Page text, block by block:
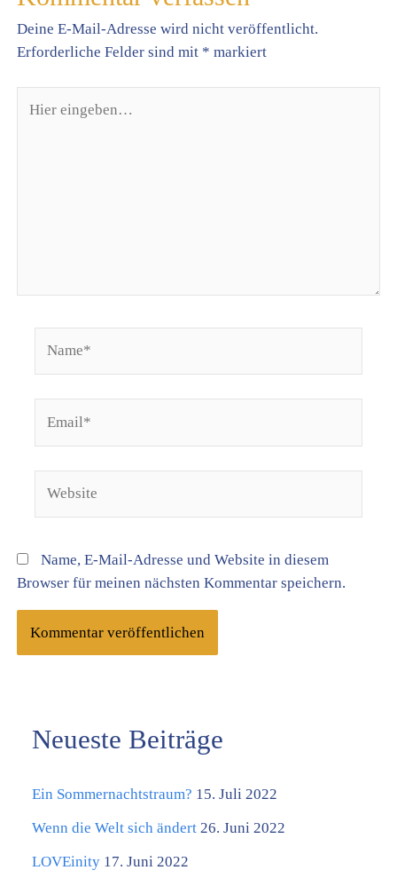
Deine E-Mail-Adresse wird nicht veröffentlicht.
Erforderliche Felder sind mit * markiert
eingeben…
Name, E-Mail-Adresse und Website in diesem
Browser für meinen nächsten Kommentar speichern.
Neueste Beiträge
Ein Sommernachtstraum? 15. Juli 2022
Wenn die Welt sich ändert 26. Juni 2022
LOVEinity 17. Juni 2022
K
t
e
g